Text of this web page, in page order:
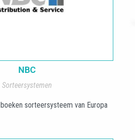
NBC
Sorteersystemen
sorteersysteem van Europa